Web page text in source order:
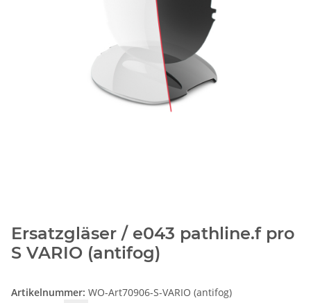
Ersatzgläser / e043 pathline.f pro
S VARIO (antifog)
Artikelnummer: WO-Art70906-S-VARIO (antifog)